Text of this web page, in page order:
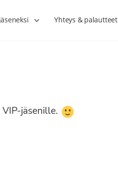
Yhteys & palautteet
jäsenille.